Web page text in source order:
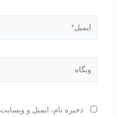
ذخیره نام، ایمیل و